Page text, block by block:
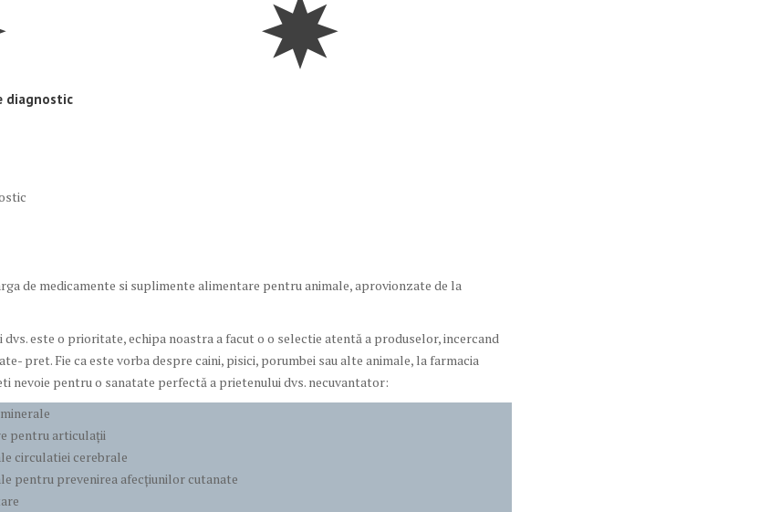
diagnostic
de medicamente si suplimente alimentare pentru animale, aprovionzate de la
este o prioritate, echipa noastra a facut o o selectie atentă a produselor, incercand
pret. Fie ca este vorba despre caini, pisici, porumbei sau alte animale, la farmacia
nevoie pentru o sanatate perfectă a prietenului dvs. necuvantator:
pentru articulații
circulatiei cerebrale
pentru prevenirea afecțiunilor cutanate